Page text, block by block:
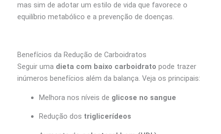
mas sim de adotar um estilo de vida que favorece o
equilíbrio metabólico e a prevenção de doenças.
Benefícios da Redução de Carboidratos
Seguir uma dieta com baixo carboidrato pode trazer
inúmeros benefícios além da balança. Veja os principais:
Melhora nos níveis de glicose no sangue
Redução dos triglicerídeos